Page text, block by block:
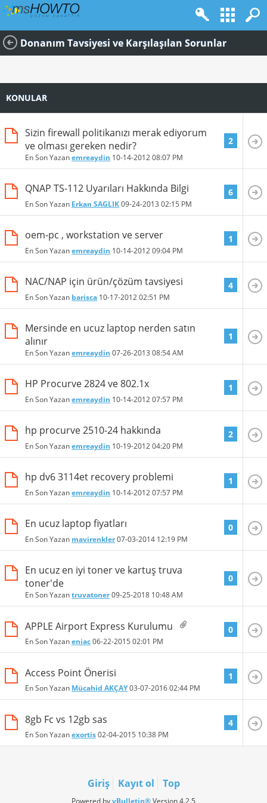
Donanım Tavsiyesi ve Karşılaşılan Sorunlar
KONULAR
Sizin firewall politikanızı merak ediyorum
ve olması gereken nedir?
En Son Yazanemreaydin 10-14-201208:07 PM
2
QNAP TS-112 Uyarıları Hakkında Bilgi
En Son Yazan Erkan SAGLIK09-24-2013 02:15 PM
6
oem-pc , workstation ve server
En Son Yazanemreaydin 10-14-201209:04 PM
1
NAC/NAP için ürün/çözüm tavsiyesi
En Son Yazan barisca 10-17-201202:51 PM
4
Mersinde en ucuz laptop nerden satın
alınır
En Son Yazanemreaydin 07-26-2013 08:54 AM
1
HP Procurve 2824 ve 802.1x
En Son Yazanemreaydin 10-14-201207:57 PM
1
hp procurve 2510-24 hakkında
En Son Yazanemreaydin 10-19-201204:20 PM
2
hp dv6 3114et recovery problemi
En Son Yazanemreaydin 10-14-201207:57 PM
1
En ucuz laptop fiyatları
En Son Yazan mavirenkler07-03-2014 12:19 PM
0
En ucuz en iyi toner ve kartuş truva
toner'de
En Son Yazantruvatoner09-25-2018 10:48 AM
0
APPLE Airport Express Kurulumu
En Son Yazaneniac06-22-2015 02:01 PM
0
Access Point Önerisi
En Son Yazan Mücahid AKÇAY03-07-201602:44 PM
1
8gb Fc vs 12gb sas
En Son Yazanexortis02-04-2015 10:38 PM
4
Giriş Kayıt ol Top